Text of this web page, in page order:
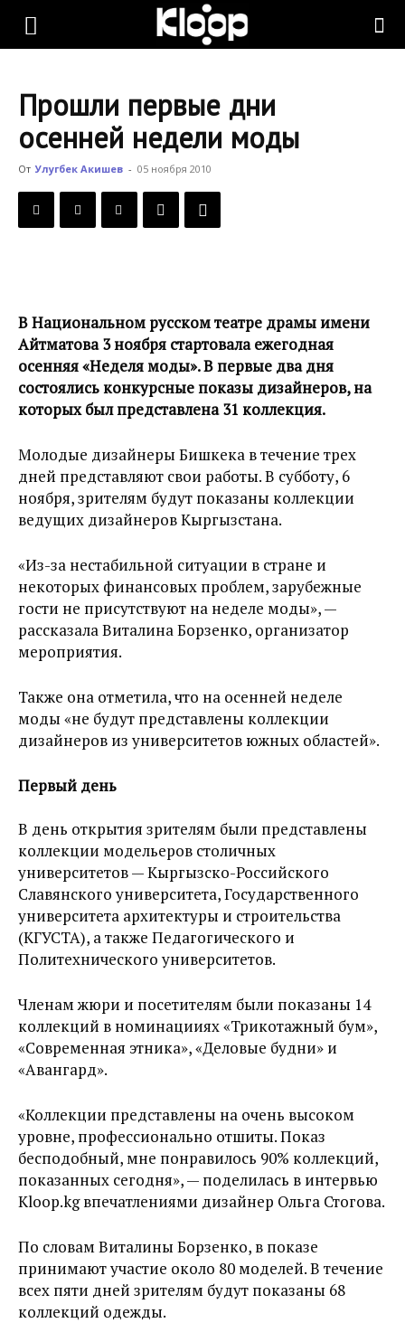
KLOOP.KG
Новости
Прошли первые дни
осенней недели моды
От Улугбек Акишев - 05 ноября 2010
В Национальном русском театре драмы имени
Айтматова 3 ноября стартовала ежегодная
осенняя «Неделя моды». В первые два дня
состоялись конкурсные показы дизайнеров, на
которых был представлена 31 коллекция.
Молодые дизайнеры Бишкека в течение трех
дней представляют свои работы. В субботу, 6
ноября, зрителям будут показаны коллекции
ведущих дизайнеров Кыргызстана.
«Из-за нестабильной ситуации в стране и
некоторых финансовых проблем, зарубежные
гости не присутствуют на неделе моды», —
рассказала Виталина Борзенко, организатор
мероприятия.
Также она отметила, что на осенней неделе
моды «не будут представлены коллекции
дизайнеров из университетов южных областей».
Первый день
В день открытия зрителям были представлены
коллекции модельеров столичных
университетов — Кыргызско-Российского
Славянского университета, Государственного
университета архитектуры и строительства
(КГУСТА), а также Педагогического и
Политехнического университетов.
Членам жюри и посетителям были показаны 14
коллекций в номинацииях «Трикотажный бум»,
«Современная этника», «Деловые будни» и
«Авангард».
«Коллекции представлены на очень высоком
уровне, профессионально отшиты. Показ
бесподобный, мне понравилось 90% коллекций,
показанных сегодня», — поделилась в интервью
Kloop.kg впечатлениями дизайнер Ольга Стогова.
По словам Виталины Борзенко, в показе
принимают участие около 80 моделей. В течение
всех пяти дней зрителям будут показаны 68
коллекций одежды.